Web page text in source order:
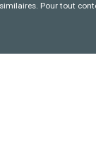
Pour tout